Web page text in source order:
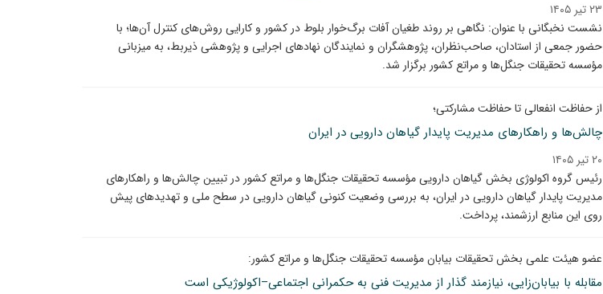
۲۳ تیر ۱۴۰۵
نشست نخبگانی با عنوان: نگاهی بر روند طغیان آفات برگ‌خوار بلوط در کشور و کارایی روش‌های کنترل آن‌ها؛ با
حضور جمعی از استادان، صاحب‌نظران، پژوهشگران و نمایندگان نهادهای اجرایی و پژوهشی ذیربط، به میزبانی
مؤسسه تحقیقات جنگل‌ها و مراتع کشور برگزار شد.
از حفاظت انفعالی تا حفاظت مشارکتی؛
چالش‌ها و راهکارهای مدیریت پایدار گیاهان دارویی در ایران
۲۰ تیر ۱۴۰۵
رئیس گروه اکولوژی بخش گیاهان دارویی مؤسسه تحقیقات جنگل‌ها و مراتع کشور در تبیین چالش‌ها و راهکارهای
مدیریت پایدار گیاهان دارویی در ایران، به بررسی وضعیت کنونی گیاهان دارویی در سطح ملی و تهدیدهای پیش
روی این منابع ارزشمند، پرداخت.
عضو هیئت علمی بخش تحقیقات بیابان مؤسسه تحقیقات جنگل‌ها و مراتع کشور:
مقابله با بیابان‌زایی، نیازمند گذار از مدیریت فنی به حکمرانی اجتماعی–اکولوژیکی است